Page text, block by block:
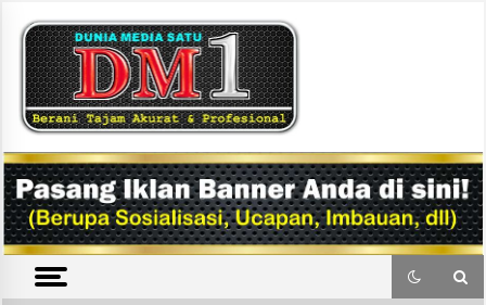
content
DM1